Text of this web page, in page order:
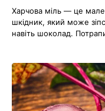
Харчова міль — це
шкідник, який може
навіть шоколад.